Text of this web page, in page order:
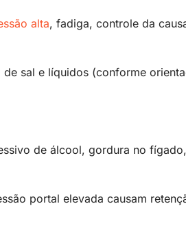
alta, fadiga, controle da
sal e líquidos (conforme
de álcool, gordura no fígado,
portal elevada causam